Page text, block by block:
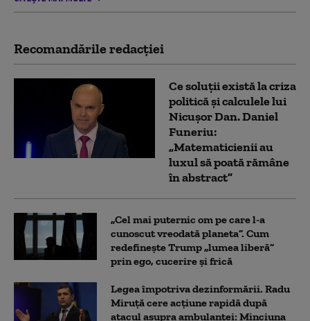
Recomandările redacţiei
Ce soluții există la criza
politică și calculele lui
Nicușor Dan. Daniel
Funeriu:
„Matematicienii au
luxul să poată rămâne
în abstract”
„Cel mai puternic om pe care l-a
cunoscut vreodată planeta”. Cum
redefinește Trump „lumea liberă”
prin ego, cucerire și frică
Legea împotriva dezinformării. Radu
Miruță cere acțiune rapidă după
atacul asupra ambulanței: Minciuna